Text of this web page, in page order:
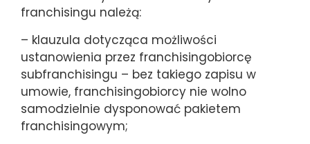
franchisingu należą:
– klauzula dotycząca możliwości
ustanowienia przez franchisingobiorcę
subfranchisingu – bez takiego zapisu w
umowie, franchisingobiorcy nie wolno
samodzielnie dysponować pakietem
franchisingowym;